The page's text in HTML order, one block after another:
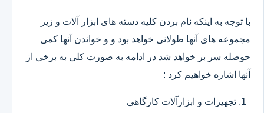
با توجه به اینکه نام بردن کلیه دسته های ابزار آلات و زیر
مجموعه های آنها طولانی خواهد بود و و خواندن آنها کمی
حوصله سر بر خواهد شد در ادامه به صورت کلی به برخی از
آنها اشاره خواهیم کرد :
تجهیزات و ابزارآلات کارگاهی